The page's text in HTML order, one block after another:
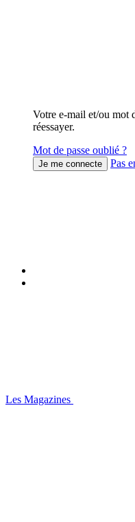
Votre e-mail et/ou mot
réessayer.
Mot de passe oublié ?
Pas
Les Magazines